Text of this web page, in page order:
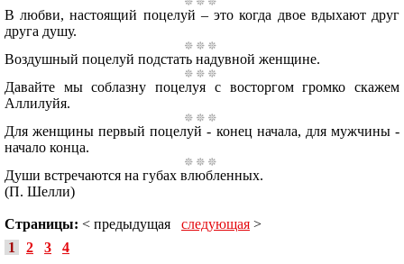
В любви, настоящий поцелуй – это когда двое вдыхают друг
друга душу.
Воздушный поцелуй подстать надувной женщине.
Давайте мы соблазну поцелуя с восторгом громко скажем
Аллилуйя.
Для женщины первый поцелуй - конец начала, для мужчины -
начало конца.
Души встречаются на губах влюбленных.
(П. Шелли)
Страницы: < предыдущая следующая >
1
2 3 4